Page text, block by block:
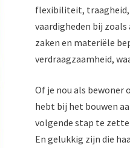
flexibiliteit, traagheid,
vaardigheden bij
zaken en materiële
verdraagzaamheid,
Of je nou als bewoner
hebt bij het bouwen
volgende stap te
En gelukkig zijn die